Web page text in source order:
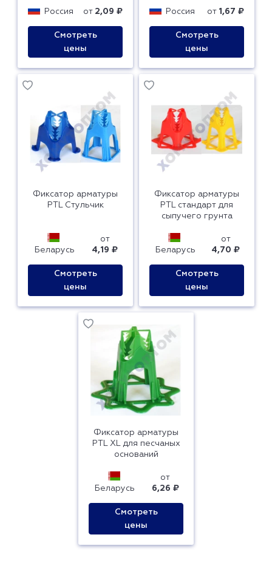
Россия от 2,09 ₽
Смотреть
цены
Россия от 1,67 ₽
Смотреть
цены
Фиксатор арматуры
PTL Стульчик
Беларусь
от
4,19 ₽
Смотреть
цены
Фиксатор арматуры
PTL стандарт для
сыпучего грунта
Беларусь
от
4,70 ₽
Смотреть
цены
Фиксатор арматуры
PTL XL для песчаных
оснований
Беларусь
от
6,26 ₽
Смотреть
цены